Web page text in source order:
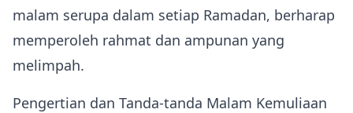
malam serupa dalam setiap Ramadan, berharap
memperoleh rahmat dan ampunan yang
melimpah.
Pengertian dan Tanda‑tanda Malam Kemuliaan